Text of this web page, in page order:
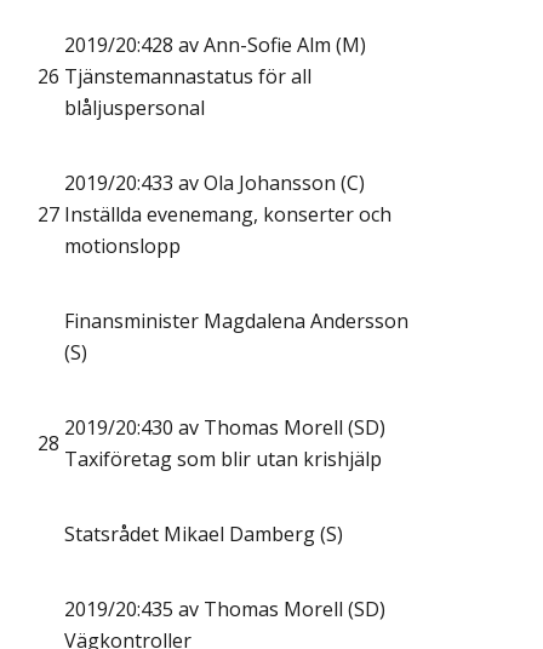
26
2019/20:428 av Ann-Sofie Alm (M)
Tjänstemannastatus för all
blåljuspersonal
27
2019/20:433 av Ola Johansson (C)
Inställda evenemang, konserter och
motionslopp
Finansminister Magdalena Andersson
(S)
28
2019/20:430 av Thomas Morell (SD)
Taxiföretag som blir utan krishjälp
Statsrådet Mikael Damberg (S)
2019/20:435 av Thomas Morell (SD)
Vägkontroller